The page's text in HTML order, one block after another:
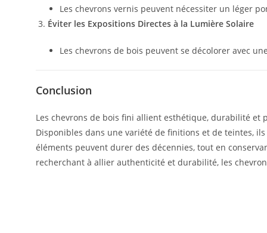
Les chevrons vernis peuvent nécessiter un léger
Éviter les Expositions Directes à la Lumière Solaire
Les chevrons de bois peuvent se décolorer avec
Conclusion
Les chevrons de bois fini allient esthétique, durabilité et
Disponibles dans une variété de finitions et de teintes,
éléments peuvent durer des décennies, tout en
recherchant à allier authenticité et durabilité, les